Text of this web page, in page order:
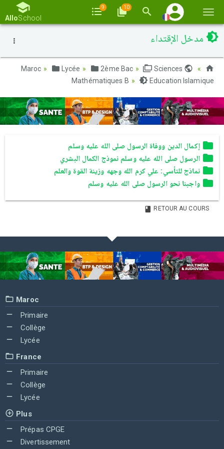
la
AlloSchool
9 10
مدخل الإقتداء
Lycée 2ème Bac
Sciences
Mathématiques B
Education Islamique
إكمال الدين ووفاة الرسول صلى الله عليه وسلم
الرسول صلى الله عليه وسلم نموذج الكمال البشري
نماذج للتأسي: علي كرم الله وجهه وزينة القوة والعلم
واجبنا نحو الرسول صلى الله عليه وسلم
RETOUR AU COURS
Maroc
Primaire
Collège
Lycée
France
Primaire
Collège
Lycée
Plus
Prépas CPGE
Divertissement